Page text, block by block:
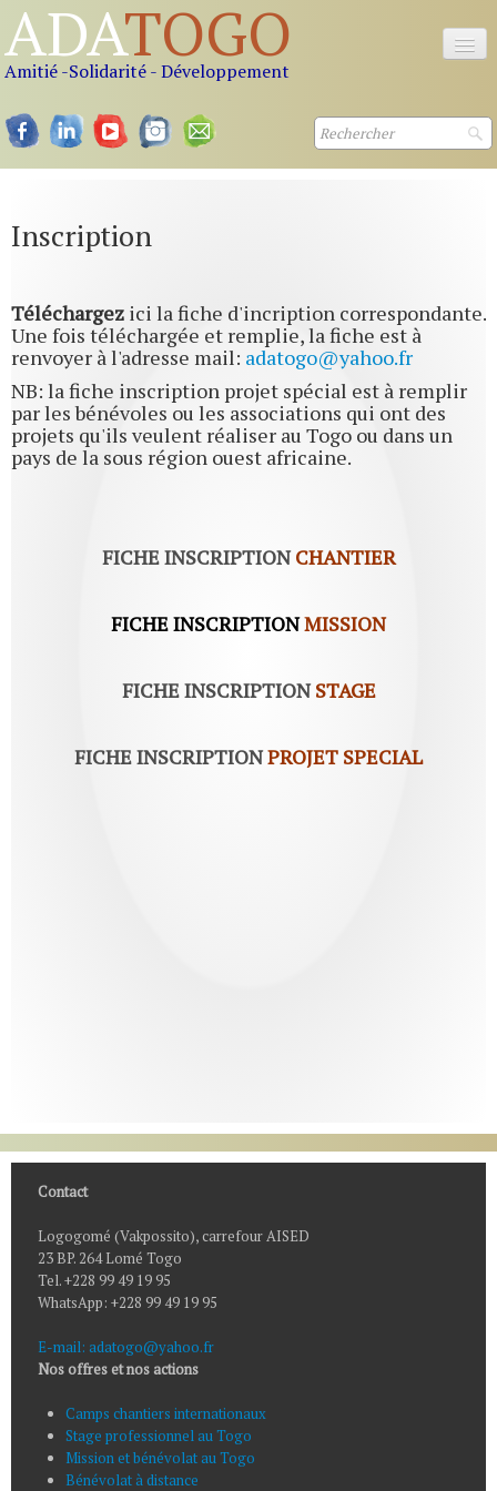
ADATOGO
Amitié -Solidarité - Développement
Accueil
Nous connaitre
Nos offres
Nous soutenir
Contact
S'inscrire
Inscription
Téléchargez ici la fiche d'incription correspondante.
Une fois téléchargée et remplie, la fiche est à
renvoyer à l'adresse mail: adatogo@yahoo.fr
NB: la fiche inscription projet spécial est à remplir
par les bénévoles ou les associations qui ont des
projets qu'ils veulent réaliser au Togo ou dans un
pays de la sous région ouest africaine.
FICHE INSCRIPTION CHANTIER
FICHE INSCRIPTIONMISSION
FICHE INSCRIPTION STAGE
FICHE INSCRIPTIONPROJET SPECIAL
Contact
Logogomé (Vakpossito), carrefour AISED
23 BP. 264 Lomé Togo
Tel. +228 99 49 19 95
WhatsApp: +228 99 49 19 95
E-mail: adatogo@yahoo.fr
Nos offres et nos actions
Camps chantiers internationaux
Stage professionnel au Togo
Mission et bénévolat au Togo
Bénévolat à distance